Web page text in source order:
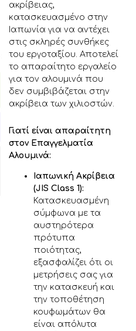
ακρίβειας,
κατασκευασμένο στην
Ιαπωνία για να αντέχει
στις σκληρές συνθήκες
του εργοταξίου. Αποτελεί
το απαραίτητο εργαλείο
για τον αλουμινά που
δεν συμβιβάζεται στην
ακρίβεια των χιλιοστών.
Γιατί είναι απαραίτητη
στον Επαγγελματία
Αλουμινά:
Ιαπωνική Ακρίβεια
(JIS Class 1):
Κατασκευασμένη
σύμφωνα με τα
αυστηρότερα
πρότυπα
ποιότητας,
εξασφαλίζει ότι οι
μετρήσεις σας για
την κατασκευή και
την τοποθέτηση
κουφωμάτων θα
είναι απόλυτα